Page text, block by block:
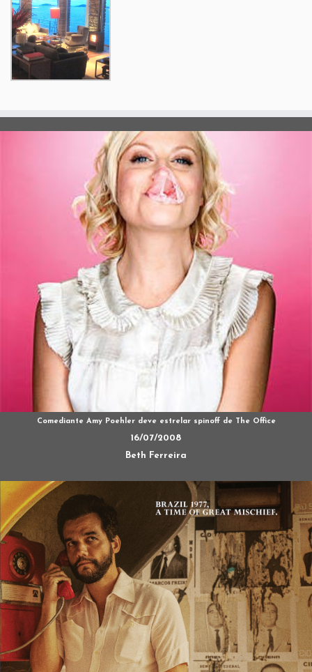
Comediante Amy Poehler deve estrelar spinoff de The Office
16/07/2008
Beth Ferreira